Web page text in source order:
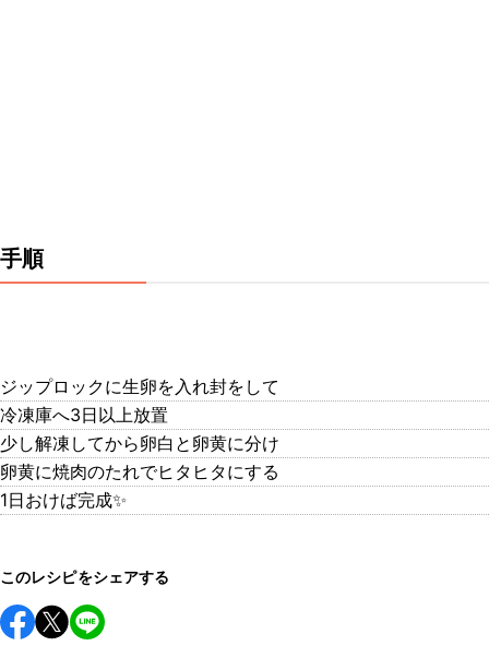
手順
ジップロックに生卵を入れ封をして
冷凍庫へ3日以上放置
少し解凍してから卵白と卵黄に分け
卵黄に焼肉のたれでヒタヒタにする
1日おけば完成✨
このレシピをシェアする